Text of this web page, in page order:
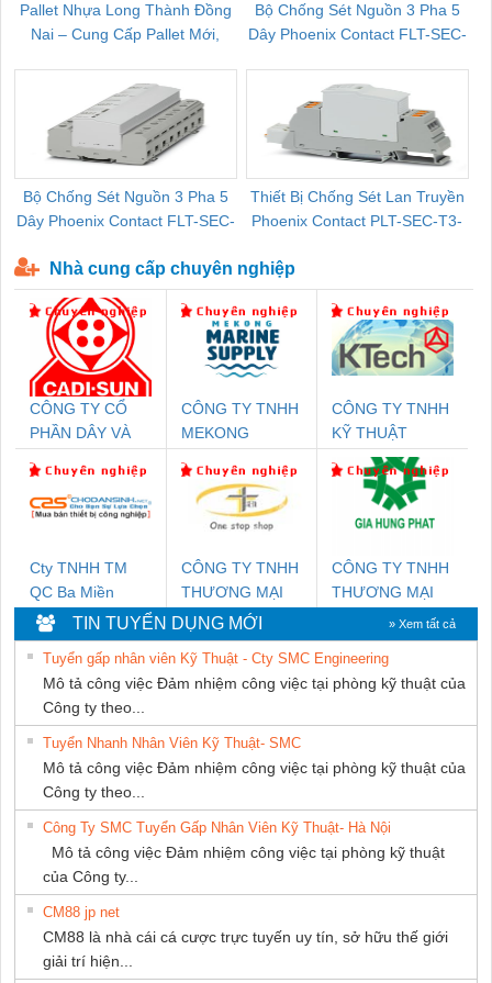
Pallet Nhựa Long Thành Đồng
Nai – Cung Cấp Pallet Mới,
Bộ Chống Sét Nguồn 3 Pha 5
Dây Phoenix Contact FLT-SEC-
Bộ Chống Sét Nguồn 3 Pha 5
Dây Phoenix Contact FLT-SEC-
Thiết Bị Chống Sét Lan Truyền
Phoenix Contact PLT-SEC-T3-
Nhà cung cấp chuyên nghiệp
CÔNG TY CỔ
PHẦN DÂY VÀ
THƯỢNG ĐÌNH
CÔNG TY TNHH
MEKONG
SUPPLY
CÔNG TY TNHH
KỸ THUẬT
KTECH VIỆT
NAM
Cty TNHH TM
QC Ba Miền
CÔNG TY TNHH
THƯƠNG MẠI
THIÊN ÂN VIỆT
NAM
CÔNG TY TNHH
THƯƠNG MẠI
DỊCH VỤ KỸ
THUẬT ĐIỆN CƠ
GIA HƯNG
PHÁT
TIN TUYỂN DỤNG MỚI » Xem tất cả
Tuyển gấp nhân viên Kỹ Thuật - Cty SMC Engineering
Mô tả công việc Đảm nhiệm công việc tại phòng kỹ thuật của
Công ty theo...
Tuyển Nhanh Nhân Viên Kỹ Thuật- SMC
Mô tả công việc Đảm nhiệm công việc tại phòng kỹ thuật của
Công ty theo...
Công Ty SMC Tuyển Gấp Nhân Viên Kỹ Thuật- Hà Nội
Mô tả công việc Đảm nhiệm công việc tại phòng kỹ thuật
của Công ty...
CM88 jp net
CM88 là nhà cái cá cược trực tuyến uy tín, sở hữu thế giới
giải trí hiện...